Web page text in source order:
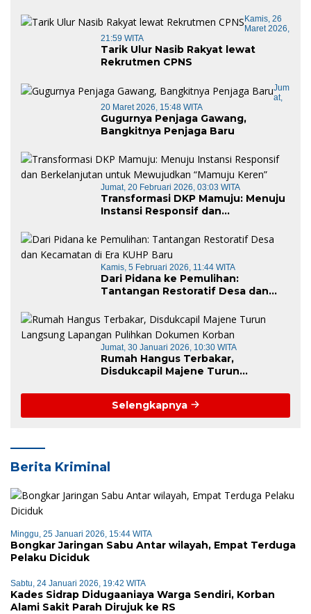
Kamis, 26
Maret 2026,
21:59 WITA
Tarik Ulur Nasib Rakyat lewat
Rekrutmen CPNS
Jum
At,
20 Maret 2026, 15:48 WITA
Gugurnya Penjaga Gawang,
Bangkitnya Penjaga Baru
Jumat, 20 Februari 2026, 03:03 WITA
Transformasi DKP Mamuju: Menuju
Instansi Responsif dan
“Mamuju Keren”
Kamis, 5 Februari 2026, 11:44 WITA
Dari Pidana ke Pemulihan:
Tantangan Restoratif Desa dan
Jumat, 30 Januari 2026, 10:30 WITA
Rumah Hangus Terbakar,
Disdukcapil Majene Turun
Dokumen Korban
Selengkapnya
Berita Kriminal
Minggu, 25 Januari 2026, 15:44 WITA
Bongkar Jaringan Sabu Antar wilayah, Empat Terduga
Pelaku Diciduk
Sabtu, 24 Januari 2026, 19:42 WITA
Kades Sidrap Didugaaniaya Warga Sendiri, Korban
Alami Sakit Parah Dirujuk ke RS